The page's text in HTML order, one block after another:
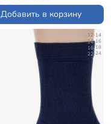
Добавить в корзину
12-14
14-16
16-18
22-24